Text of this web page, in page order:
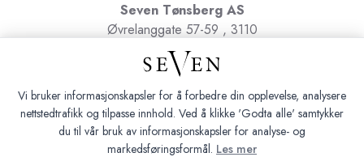
Seven Tønsberg AS
Øvrelanggate 57-59 , 3110
Tønsberg
Org.nr. 991091580
Vi bruker informasjonskapsler for å forbedre din opplevelse, analysere
nettstedtrafikk og tilpasse innhold. Ved å klikke 'Godta alle' samtykker
du til vår bruk av informasjonskapsler for analyse- og
markedsføringsformål. Les mer